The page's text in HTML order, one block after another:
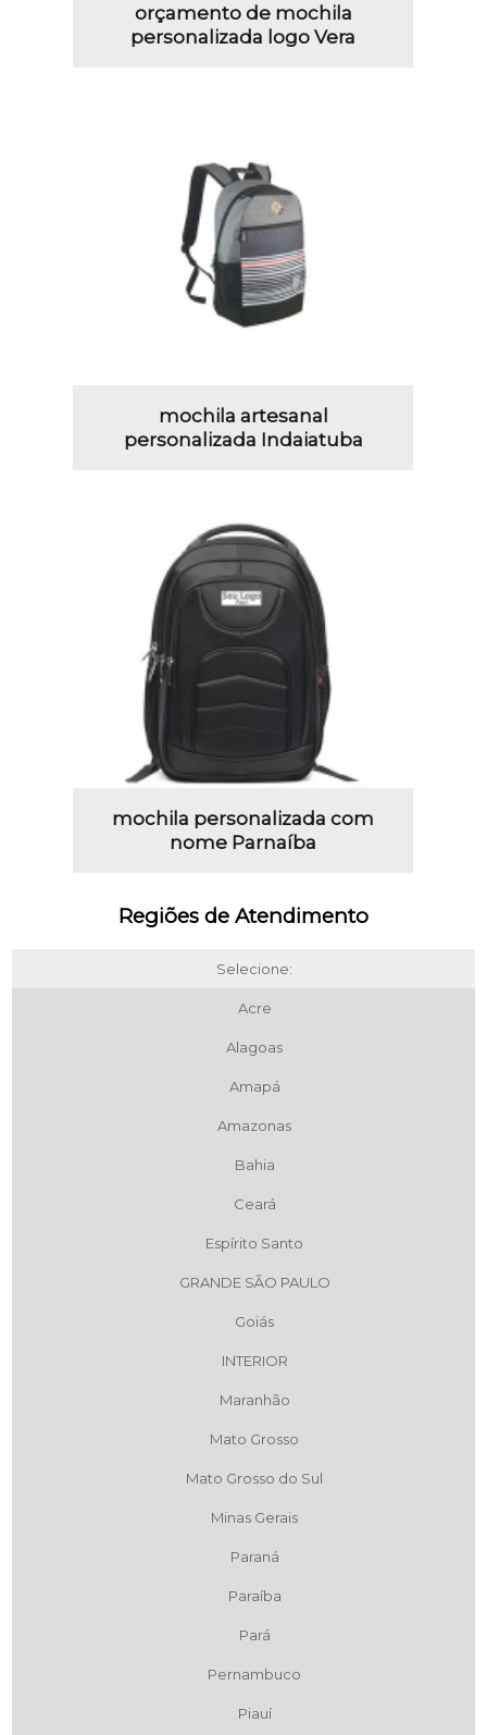
orçamento de mochila
personalizada logo Vera
mochila artesanal
personalizada Indaiatuba
mochila personalizada com
nome Parnaíba
Regiões de Atendimento
Selecione:
Acre
Alagoas
Amapá
Amazonas
Bahia
Ceará
Espírito Santo
GRANDE SÃO PAULO
Goiás
INTERIOR
Maranhão
Mato Grosso
Mato Grosso do Sul
Minas Gerais
Paraná
Paraíba
Pará
Pernambuco
Piauí